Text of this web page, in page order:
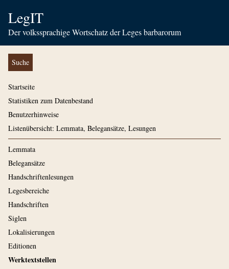
LegIT
Der volkssprachige Wortschatz der Leges barbarorum
Suche
Startseite
Statistiken zum Datenbestand
Benutzerhinweise
Listenübersicht: Lemmata, Belegansätze, Lesungen
Lemmata
Belegansätze
Handschriftenlesungen
Legesbereiche
Handschriften
Siglen
Lokalisierungen
Editionen
Werktextstellen